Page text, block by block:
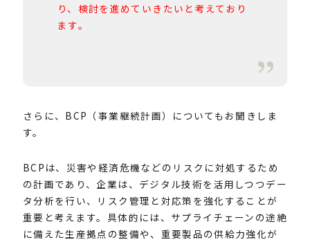
り、検討を進めていきたいと考えており
ます。
さらに、BCP（事業継続計画）についてもお聞きしま
す。
BCPは、災害や経済危機などのリスクに対処するため
の計画であり、企業は、デジタル技術を活用しつつデー
タ分析を行い、リスク管理と対応策を強化することが
重要と考えます。具体的には、サプライチェーンの途絶
に備えた生産拠点の整備や、重要製品の供給力強化が